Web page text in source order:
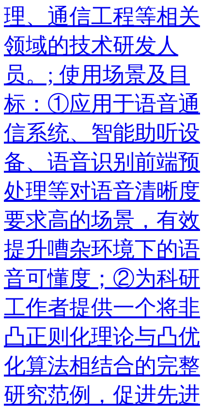
理、通信工程等相关
领域的技术研发人
员。; 使用场景及目
标：①应用于语音通
信系统、智能助听设
备、语音识别前端预
处理等对语音清晰度
要求高的场景，有效
提升嘈杂环境下的语
音可懂度；②为科研
工作者提供一个将非
凸正则化理论与凸优
化算法相结合的完整
研究范例，促进先进